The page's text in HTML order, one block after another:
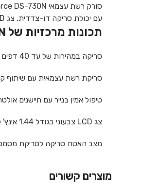
סורק רשת עצמאי Epson WorkForce DS-730N הוא פתרון מושלם לסריקת מסמכים עסקיים במהירות של עד 40 דפים לדקה.
עם יכולת סריקה דו-צדדית, צג LCD צבעוני וחיישני נייר מתקדמים, הסורק מתאים במיוחד לסביבות עבודה עמוסות.
תכונות מרכזיות של Epson WorkForce DS-730N:
סריקה במהירות של עד 40 דפים לדקה / 80 עמודים לדקה בסריקה דו-צדדית
סריקת רשת עצמאית עם שיתוף
טיפול אמין בנייר עם חיישנים
צג LCD צבעוני בגודל 1.44 אינץ' לניהול קל ונוח
מצב האטת סריקה לסריקת
מוצרים קשורים